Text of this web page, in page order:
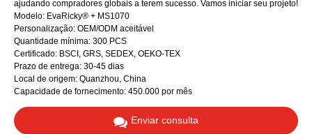
ajudando compradores globais a terem sucesso. Vamos iniciar seu projeto!
Modelo: EvaRicky® + MS1070
Personalização: OEM/ODM aceitável
Quantidade mínima: 300 PCS
Certificado: BSCI, GRS, SEDEX, OEKO-TEX
Prazo de entrega: 30-45 dias
Local de origem: Quanzhou, China
Capacidade de fornecimento: 450.000 por mês
Enviar consulta